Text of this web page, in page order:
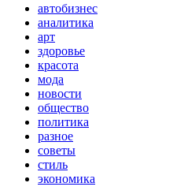
автобизнес
аналитика
арт
здоровье
красота
мода
новости
общество
политика
разное
советы
стиль
экономика